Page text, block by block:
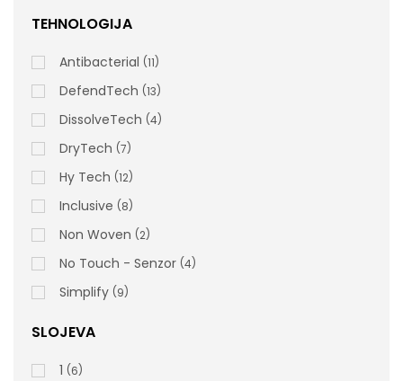
cena bez PDV-a
TEHNOLOGIJA
Antibacterial 11
DefendTech 13
DissolveTech 4
DryTech 7
Hy Tech 12
Inclusive 8
Non Woven 2
No Touch - Senzor 4
Simplify 9
SLOJEVA
1 6